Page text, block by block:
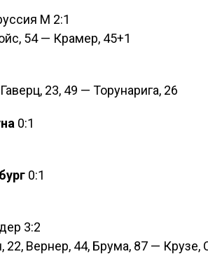
М 2:1
54 — Крамер, 45+1
23, 49 — Торунарига, 26
0:1
0:1
3:2
22, Вернер, 44, Брума, 87 — Крузе,